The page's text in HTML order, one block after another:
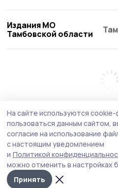
Издания МО
Тамбовской области
На сайте используются cookie-
пользоваться данным сайтом,
согласие на использование
с настоящим уведомлением
и Политикой
можно отменить в настройках
Принять